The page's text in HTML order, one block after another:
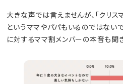
大きな声では言えませんが、「クリス
というママやパパもいるのではない
に対するママ割メンバーの本音も聞